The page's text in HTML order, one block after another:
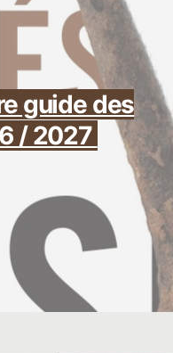
guide des
/ 2027